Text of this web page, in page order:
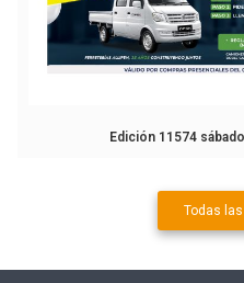
Edición 11574
Todas